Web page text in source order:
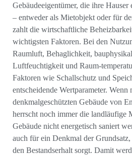
Gebäudeeigentümer, die ihre
– entweder als Mietobjekt oder für
zahlt die wirtschaftliche
wichtigsten Faktoren. Bei den
Raumluft, Behaglichkeit,
Luftfeuchtigkeit und Raum-
Faktoren wie Schallschutz und
entscheidende Wertparameter. Wenn
denkmalgeschützten Gebäude von
herrscht noch immer die landläufige
Gebäude nicht energetisch saniert
auch für ein Denkmal der
den Bestandserhalt sorgt. Damit